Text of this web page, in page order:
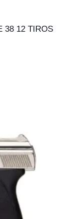
38 12 TIROS